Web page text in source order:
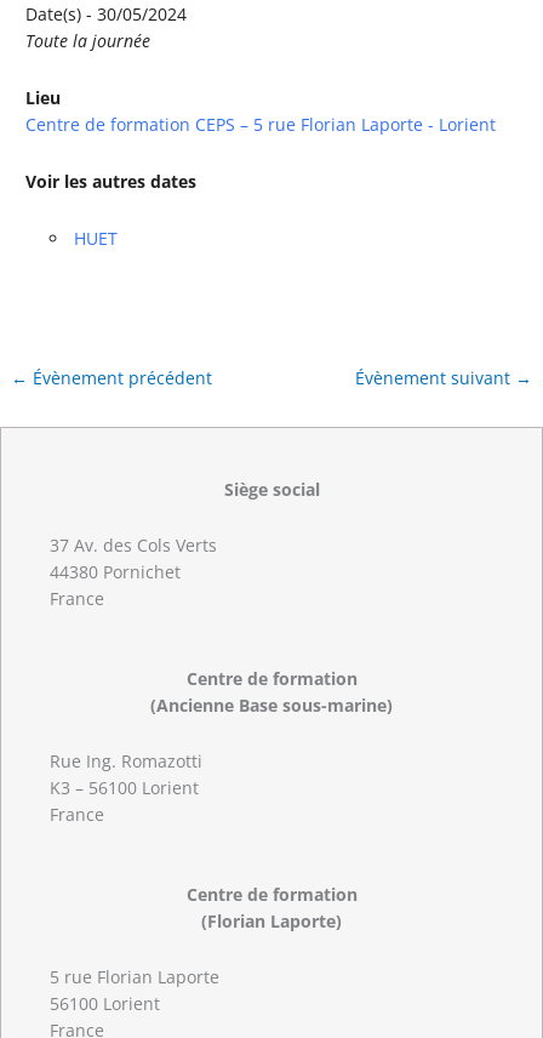
Date(s) - 30/05/2024
Toute la journée
Lieu
Centre de formation CEPS – 5 rue Florian Laporte - Lorient
Voir les autres dates
HUET
← Évènement précédent Évènement suivant →
Siège social
37 Av. des Cols Verts
44380 Pornichet
France
Centre de formation
(Ancienne Base sous-marine)
Rue Ing. Romazotti
K3 – 56100 Lorient
France
Centre de formation
(Florian Laporte)
5 rue Florian Laporte
56100 Lorient
France